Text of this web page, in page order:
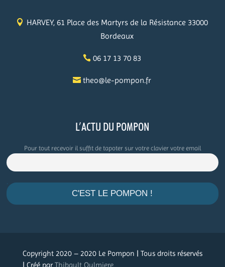
HARVEY, 61 Place des Martyrs de la Résistance 33000
Bordeaux
06 17 13 70 83
theo@le-pompon.fr
L’ACTU DU POMPON
Pour tout recevoir il suffit de tapoter sur votre clavier votre email
.
Copyright 2020 – 2020 Le Pompon | Tous droits réservés
| Créé par Thibault Oulmiere